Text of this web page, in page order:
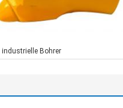
industrielle Bohrer